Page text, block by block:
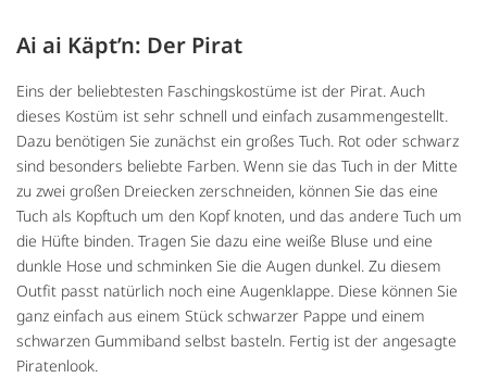
Ai ai Käpt’n: Der Pirat
Eins der beliebtesten Faschingskostüme ist der Pirat. Auch
dieses Kostüm ist sehr schnell und einfach zusammengestellt.
Dazu benötigen Sie zunächst ein großes Tuch. Rot oder schwarz
sind besonders beliebte Farben. Wenn sie das Tuch in der Mitte
zu zwei großen Dreiecken zerschneiden, können Sie das eine
Tuch als Kopftuch um den Kopf knoten, und das andere Tuch um
die Hüfte binden. Tragen Sie dazu eine weiße Bluse und eine
dunkle Hose und schminken Sie die Augen dunkel. Zu diesem
Outfit passt natürlich noch eine Augenklappe. Diese können Sie
ganz einfach aus einem Stück schwarzer Pappe und einem
schwarzen Gummiband selbst basteln. Fertig ist der angesagte
Piratenlook.